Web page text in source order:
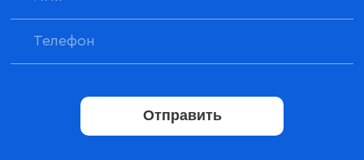
Отправить